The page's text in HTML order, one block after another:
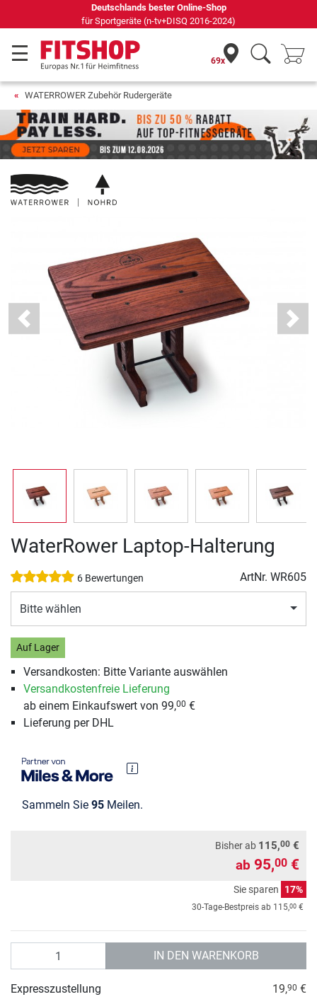
69 Fachmärkte vor Ort mit 75 eigenen Servicetechnikern
69x
WATERROWER Zubehör Rudergeräte
Previous Next
WaterRower Laptop-Halterung
6 Bewertungen ArtNr. WR605
Bitte wählen
Auf Lager
Versandkosten: Bitte Variante auswählen
Versandkostenfreie Lieferung
ab einem Einkaufswert von 99,00 €
Lieferung per DHL
Sammeln Sie 95 Meilen.
Bisher ab 115,00 €
ab 95,00 €
Sie sparen 17%
30-Tage-Bestpreis ab 115,00 €
IN DEN WARENKORB
Expresszustellung 19,90 €